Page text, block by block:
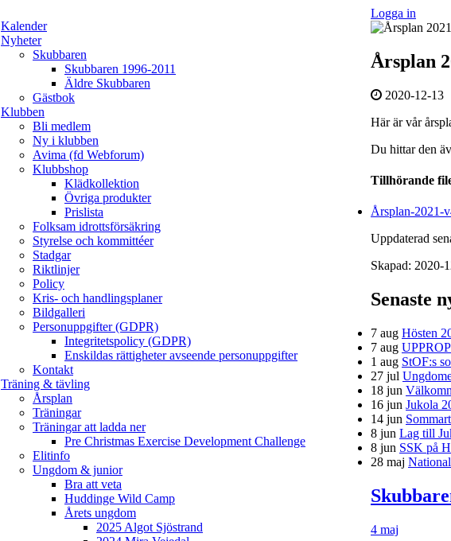
Logga in
Kalender
Nyheter
Skubbaren
Skubbaren 1996-2011
Äldre Skubbaren
Gästbok
Klubben
Bli medlem
Ny i klubben
Avima (fd Webforum)
Klubbshop
Klädkollektion
Övriga produkter
Prislista
Folksam idrottsförsäkring
Styrelse och kommittéer
Stadgar
Riktlinjer
Policy
Kris- och handlingsplaner
Bildgalleri
Personuppgifter (GDPR)
Integritetspolicy (GDPR)
Enskildas rättigheter avseende personuppgifter
Kontakt
Träning & tävling
Årsplan
Träningar
Träningar att ladda ner
Pre Christmas Exercise Development Challenge
Elitinfo
Ungdom & junior
Bra att veta
Huddinge Wild Camp
Årets ungdom
2025 Algot Sjöstrand
Årsplan
2020-12-13
Här är vår
Du hittar den
Tillhörande
Årsplan-2021-
Uppdaterad
Skapad: 2020-
Senaste
7 aug Hösten
7 aug
1 aug StOF:s
27 jul
18 jun
16 jun Jukola
14 jun
8 jun Lag till
8 jun SSK på
28 maj
4 maj